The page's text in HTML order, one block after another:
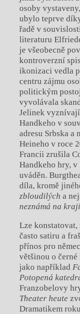
osoby
ubylo teprve
řadě v
literaturu
je všeobecně
kontroverzní
ikonizaci vedla
centru zájmu
politickým
vyvolávala
Jelinek
Handkeho v
adresu Srbska a
Heineho v roce
Francii zrušila
Handkeho hry, v
uváděn.
díla, kromě
zbloudilých a
neznámá na
Lze
často satiru a
přínos pro
většinou o
jako například
Potopená
Franzobelovy
Theater heute
Dramatikem